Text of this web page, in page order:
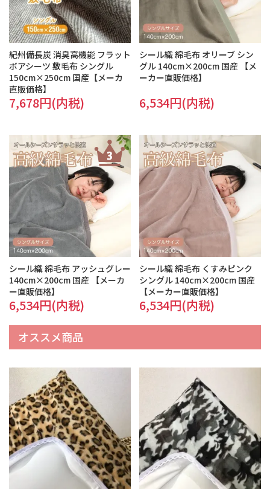
紀州備長炭 消臭高機能 フラット
ボアシーツ 敷毛布 シングル
150cm×250cm 国産【メーカ
直販価格】
7,678円(内税)
シール織 綿毛布 オリーブ シン
グル 140cm×200cm 国産 【メ
ーカー直販価格】
6,534円(内税)
シール織 綿毛布 アッシュグレー
140cm×200cm 国産 【メーカ
ー直販価格】
6,534円(内税)
シール織 綿毛布 くすみピンク
シングル 140cm×200cm 国産
【メーカー直販価格】
6,534円(内税)
オススメ商品